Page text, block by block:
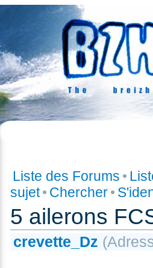
Liste des Forums •
sujet• Chercher•
5 ailerons
crevette_Dz